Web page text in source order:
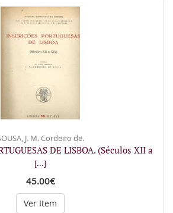
J. M. Cordeiro de.
DE LISBOA. (Séculos XII a
[...]
45.00€
Ver Item